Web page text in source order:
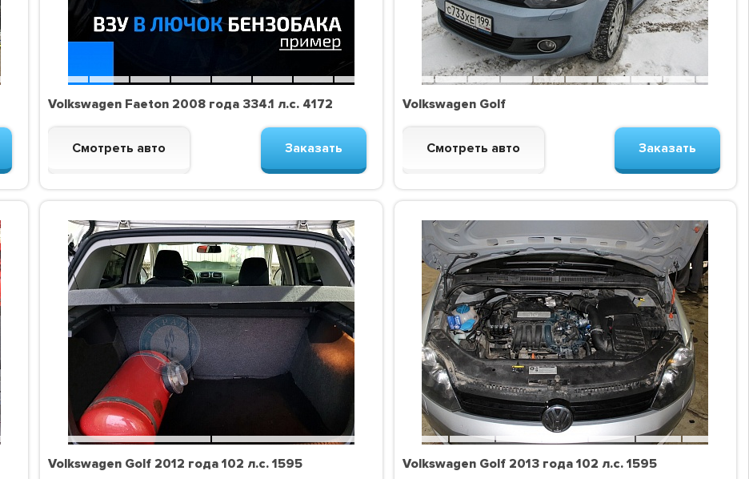
Volkswagen Faeton 2008 года 334.1 л.с. 4172
Смотреть авто Заказать
Volkswagen Golf
Смотреть авто Заказать
Volkswagen Golf 2012 года 102 л.с. 1595 Volkswagen Golf 2013 года 102 л.с. 1595